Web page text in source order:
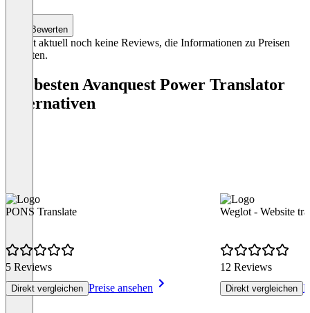
Bewerten
Es gibt aktuell noch keine Reviews, die Informationen zu Preisen
enthalten.
Die besten Avanquest Power Translator
Alternativen
PONS Translate
5 Reviews
Direkt vergleichen Preise ansehen
Weglot - Website
12 Reviews
Direkt vergleichen